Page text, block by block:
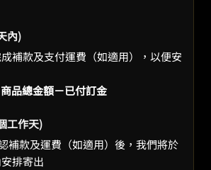
內)
補款及支付運費（如適用），以便安
品總金額－已付訂金
工作天)
補款及運費（如適用）後，我們將於
排寄出